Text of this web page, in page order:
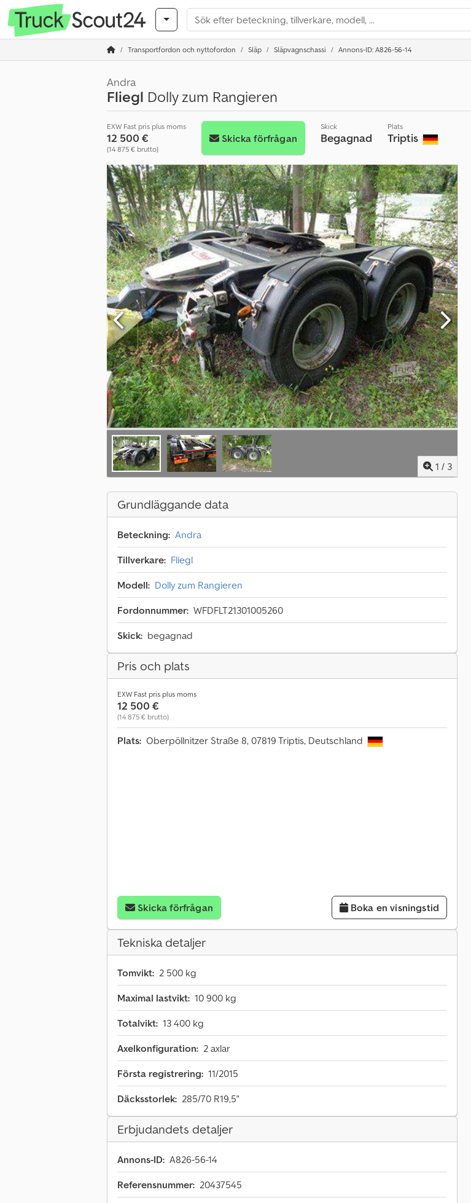
Transportfordon och nyttofordon Släp Släpvagnschassi Annons-ID: A826-56-14
Andra
Fliegl Dolly zum Rangieren
EXW Fast pris plus moms
12 500 €
(14 875 € brutto)
Skicka förfrågan
Skick
Begagnad
Plats
Triptis
1 / 3
Grundläggande data
Beteckning: Andra
Tillverkare: Fliegl
Modell: Dolly zum Rangieren
Fordonnummer: WFDFLT21301005260
Skick: begagnad
Pris och plats
EXW Fast pris plus moms
12 500 €
(14 875 € brutto)
Plats: Oberpöllnitzer Straße 8, 07819 Triptis, Deutschland
Skicka förfrågan Boka en visningstid
Tekniska detaljer
Tomvikt: 2 500 kg
Maximal lastvikt: 10 900 kg
Totalvikt: 13 400 kg
Axelkonfiguration: 2 axlar
Första registrering: 11/2015
Däcksstorlek: 285/70 R19,5"
Erbjudandets detaljer
Annons-ID: A826-56-14
Referensnummer: 20437545